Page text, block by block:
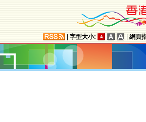
字型大小: 網頁